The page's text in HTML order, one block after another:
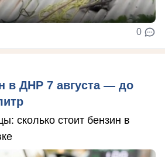
0
в ДНР 7 августа — до
сколько стоит бензин в